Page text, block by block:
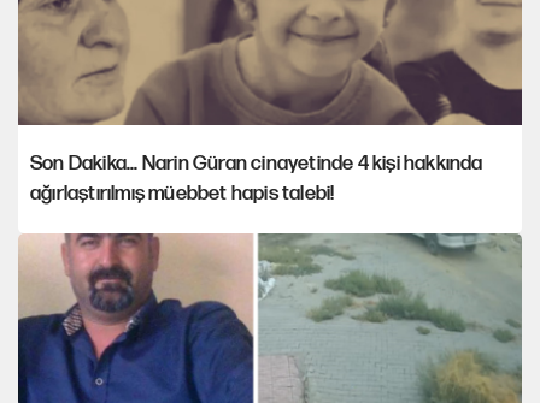
Son Dakika... Narin Güran cinayetinde 4 kişi hakkında
ağırlaştırılmış müebbet hapis talebi!